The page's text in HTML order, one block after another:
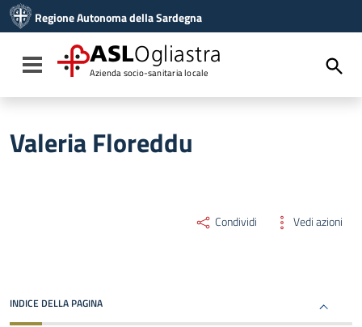
Vai al menu di navigazione
Vai al footer
Regione Autonoma della Sardegna
Toggle navigation
ASLOgliastra
Azienda socio-sanitaria locale
Valeria Floreddu
Condividi Vedi azioni
INDICE DELLA PAGINA